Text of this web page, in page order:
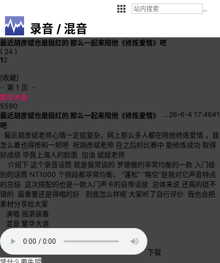
录音 / 混音
最近胡彦斌也是挺红的 那么一起来陪他《修炼爱情》吧
( 24 )
12
[收藏]
- 第 1 页 -
繁华大道
5590
#1
26-6-4 17:46
…
最近胡彦斌也是挺红的 那么一起来陪他《修炼爱情》
吧
最近胡彦斌老师心情一定挺复杂，网上那么多人都在陪他修炼爱情 ，我
怎么着也得掺和一把吧 祝胡彦斌老师 在之后的比赛中 能修炼成功 取得
好成绩 毕竟上海人的脸面 加油 斌斌老师
介绍下 这个录音话筒 就是我常说的 罗德做的非常均衡的一款 入门级
别的话筒 NT1000 个频段都非常均衡， “蓬松” “略空”是我对它声音特点
的总结 这次搭配的也是一款入门声卡的自带话放 总体来说 还真的挺不
错的 最重要还是得唱的好 到底怎么样呢 大家听了自行评价 我也会把
素材分享给大家
演唱 摇滚装备
混音 繁华大道
下载